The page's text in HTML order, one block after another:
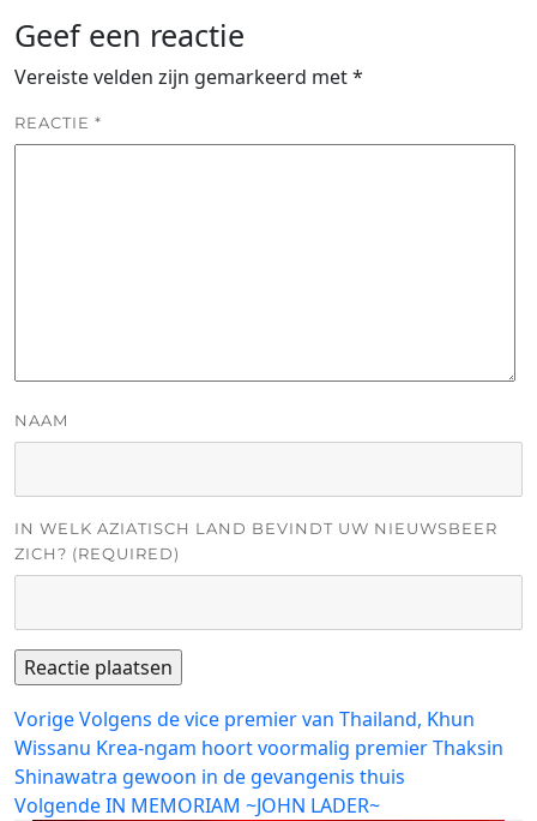
Geef een reactie
Vereiste velden zijn gemarkeerd met*
REACTIE *
NAAM
IN WELK AZIATISCH LAND BEVINDT UW NIEUWSBEER
ZICH? (REQUIRED)
Bericht
navigatie
VorigeVorig
bericht:
Volgens de vice premier van Thailand, Khun
Wissanu Krea-ngam hoort voormalig premier Thaksin
Shinawatra gewoon in de gevangenis thuis
VolgendeVolgend
IN MEMORIAM ~JOHN LADER~